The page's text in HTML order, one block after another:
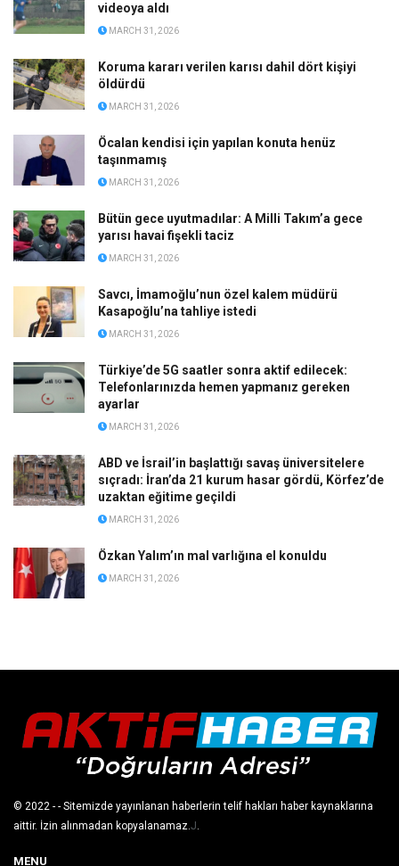
videoya aldı
MARCH 31, 2026
Koruma kararı verilen karısı dahil dört kişiyi
öldürdü
MARCH 31, 2026
Öcalan kendisi için yapılan konuta henüz
taşınmamış
MARCH 31, 2026
Bütün gece uyutmadılar: A Milli Takım’a gece
yarısı havai fişekli taciz
MARCH 31, 2026
Savcı, İmamoğlu’nun özel kalem müdürü
Kasapoğlu’na tahliye istedi
MARCH 31, 2026
Türkiye’de 5G saatler sonra aktif edilecek:
Telefonlarınızda hemen yapmanız gereken
ayarlar
MARCH 31, 2026
ABD ve İsrail’in başlattığı savaş üniversitelere
sıçradı: İran’da 21 kurum hasar gördü, Körfez’de
uzaktan eğitime geçildi
MARCH 31, 2026
Özkan Yalım’ın mal varlığına el konuldu
MARCH 31, 2026
© 2022 - - Sitemizde yayınlanan haberlerin telif hakları haber kaynaklarına
aittir. İzin alınmadan kopyalanamaz. J
MENU